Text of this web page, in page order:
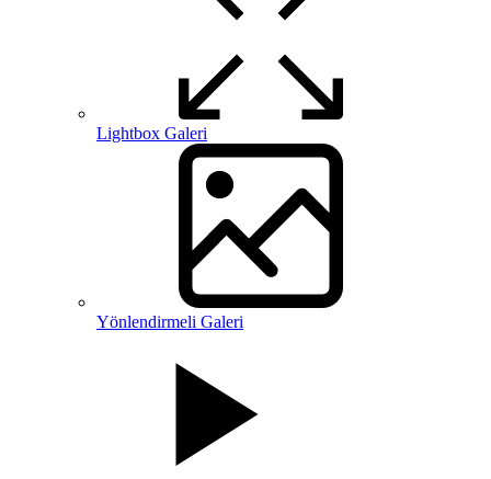
Lightbox Galeri
Yönlendirmeli Galeri